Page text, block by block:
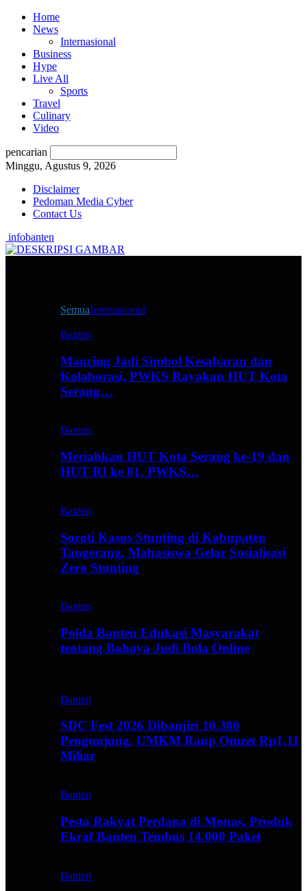
Home
News
Internasional
Business
Hype
Live All
Sports
Travel
Culinary
Video
pencarian
Minggu, Agustus 9, 2026
Disclaimer
Pedoman Media Cyber
Contact Us
infobanten
SemuaInternasional
Banten
Mancing Jadi Simbol Kesabaran dan
Kolaborasi, PWKS Rayakan HUT Kota
Serang…
Banten
Meriahkan HUT Kota Serang ke-19 dan
HUT RI ke 81, PWKS…
Banten
Soroti Kasus Stunting di Kabupaten
Tangerang, Mahasiswa Gelar Sosialisasi
Zero Stunting
Banten
Polda Banten Edukasi Masyarakat
tentang Bahaya Judi Bola Online
Banten
SDC Fest 2026 Dibanjiri 10.300
Pengunjung, UMKM Raup Omzet Rp1,11
Miliar
Banten
Pesta Rakyat Perdana di Monas, Produk
Ekraf Banten Tembus 14.000 Paket
Banten